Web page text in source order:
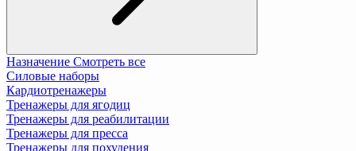
Назначение Смотреть все
Силовые наборы
Кардиотренажеры
Тренажеры для ягодиц
Тренажеры для реабилитации
Тренажеры для пресса
Тренажеры для похудения